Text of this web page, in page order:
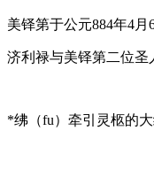
美铎第于公元884年4
济利禄与美铎第二位圣
*绋（fu）牵引灵柩的